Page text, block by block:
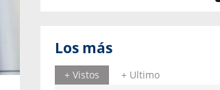
Los más
+ Vistos
+ Ultimo